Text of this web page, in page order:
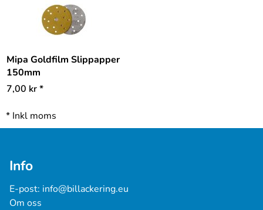
Mipa Goldfilm Slippapper
150mm
7,00 kr*
* Inkl moms
Info
E-post: info@billackering.eu
Om oss